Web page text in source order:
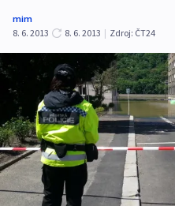
mim
8. 6. 2013
8. 6. 2013 | Zdroj: ČT24